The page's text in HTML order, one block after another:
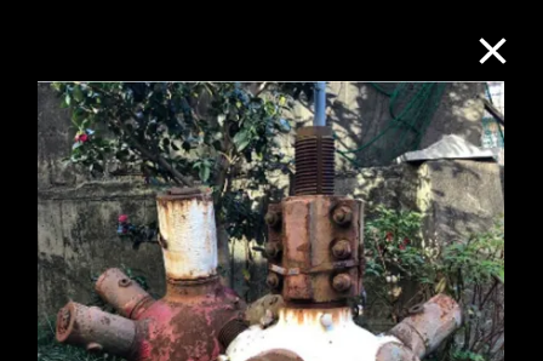
M+藏品
進一步篩選 搜索